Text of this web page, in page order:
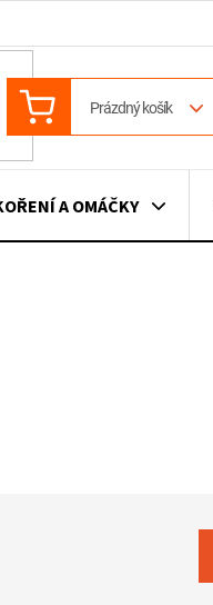
NÁKUPNÍ
KOŠÍK
Prázdný košík
A OMÁČKY